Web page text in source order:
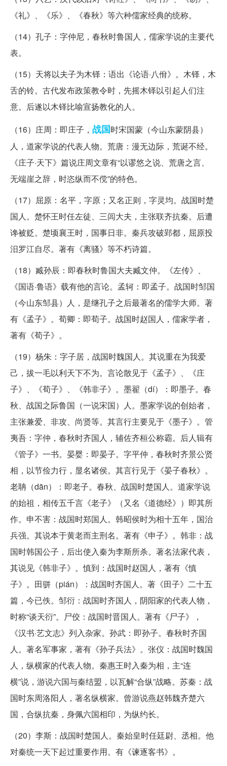
《礼》、《乐》、《春秋》等六种儒家经典的统称。
（14）孔子：字仲尼，春秋时鲁国人，儒家学说的主要代
表。
（15）天将以夫子为木铎：语出《论语·八佾》。木铎，木
舌的铃。古代发布政策教令时，先摇木铎以引起人们注
意。后遂以木铎比喻宣扬教化的人。
（16）庄周：即庄子， 战国时宋国蒙（今山东蒙阴县）
人，道家学说的代表人物。荒唐：漫无边际，荒诞不经。
《庄子·天下》篇说庄周文章有“以谬悠之说、荒唐之言、
无端崖之辞，时恣纵而不傥”的特色。
（17）屈原：名平，字原；又名正则，字灵均。战国时楚
国人。楚怀王时任左徒、三闾大夫，主张联齐抗秦。后遭
谗被贬。楚顷襄王时，国事日非。秦兵攻破郢都，屈原投
汨罗江自尽。著有《离骚》等不朽诗篇。
（18）臧孙辰：即春秋时鲁国大夫臧文仲。《左传》、
《国语·鲁语》载有他的言论。孟轲：即孟子。战国时邹国
（今山东邹县）人，是继孔子之后最著名的儒学大师。著
有《孟子》。荀卿：即荀子。战国时赵国人，儒家学者，
著有《荀子》。
（19）杨朱：字子居，战国时魏国人。其说重在为我爱
己，拔一毛以利天下不为。言论散见于《孟子》、《庄
子》、《荀子》、《韩非子》。墨翟（dí）：即墨子。春
秋、战国之际鲁国（一说宋国）人。墨家学说的创始者，
主张兼爱、非攻、尚贤等。其言行主要见于《墨子》。管
夷吾：字仲，春秋时齐国人，辅佐齐桓公称霸。后人辑有
《管子》一书。晏婴：即晏子。字平仲，春秋时齐景公贤
相，以节俭力行，显名诸侯。其言行见于《晏子春秋》。
老聃（dān）：即老子。春秋、战国时楚国人。道家学说
的始祖，相传五千言《老子》（又名《道德经》）即其所
作。申不害：战国时郑国人。韩昭侯时为相十五年，国治
兵强。其说本于黄老而主刑名。著有《申子》。韩非：战
国时韩国公子，后出使入秦为李斯所杀。著名法家代表，
其说见《韩非子》。慎到：战国时赵国人，著有《慎
子》。田骈（pián）：战国时齐国人。著《田子》二十五
篇，今已佚。邹衍：战国时齐国人，阴阳家的代表人物，
时称“谈天衍”。尸佼：战国时晋国人。著有《尸子》，
《汉书·艺文志》列入杂家。孙武：即孙子。春秋时齐国
人。著名军事家，著有《孙子兵法》。张仪：战国时魏国
人，纵横家的代表人物。秦惠王时入秦为相，主“连
横”说，游说六国与秦结盟，以瓦解“合纵”战略。苏秦：战
国时东周洛阳人，著名纵横家。曾游说燕赵韩魏齐楚六
国，合纵抗秦，身佩六国相印，为纵约长。
（20）李斯：战国时楚国人。秦始皇时任廷尉、丞相。他
对秦统一天下起过重要作用。有《谏逐客书》。